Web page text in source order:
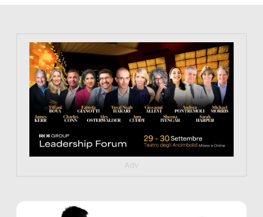
https://tinyurl.com/363fvfm9
Adv